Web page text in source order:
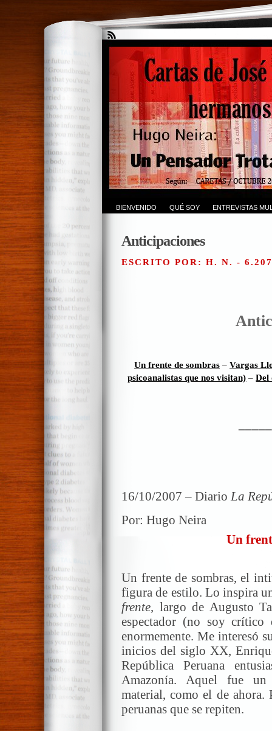
BIENVENIDO QUÉ SOY ENTREVISTAS
Anticipaciones
ESCRITO POR: H. N. -
Un frente de sombras – Vargas
psicoanalistas que nos visitan) –Del
16/10/2007 – Diario La
Por: Hugo Neira
Un
Un frente de sombras, el
figura de estilo. Lo inspira
frente, largo de Augusto
espectador (no soy crítico
enormemente. Me interesó
inicios del siglo XX,
República Peruana
Amazonía. Aquel fue
material, como el de ahora.
peruanas que se repiten.